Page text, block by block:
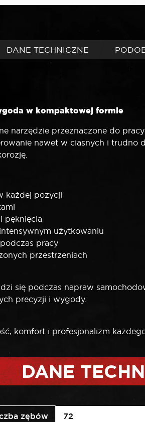
DANE TECHNICZNE
w kompaktowej formie
narzędzie przeznaczone do
nawet w ciasnych i trudno
każdej pozycji
pęknięcia
użytkowaniu
pracy
przestrzeniach
się podczas napraw
precyzji i wygody.
komfort i profesjonalizm
DANE
zębów 72